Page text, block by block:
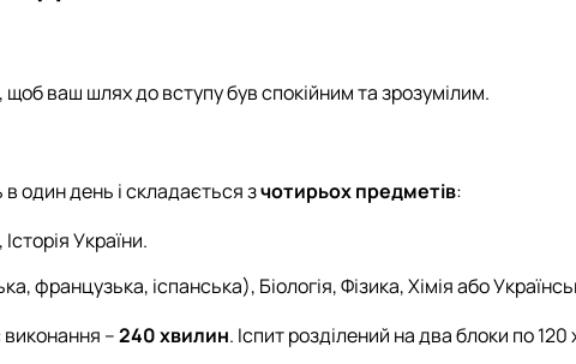
щоб ваш шлях до вступу був спокійним та зрозумілим.
в один день і складається зчотирьох предметів:
України.
французька, іспанська), Біологія, Фізика, Хімія або
–240 хвилин. Іспит розділений на два блоки по